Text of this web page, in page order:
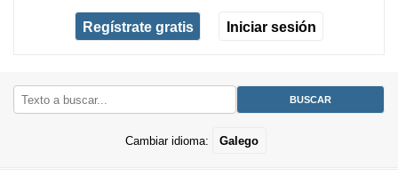
Regístrate gratis Iniciar sesión
Cambiar idioma: Galego